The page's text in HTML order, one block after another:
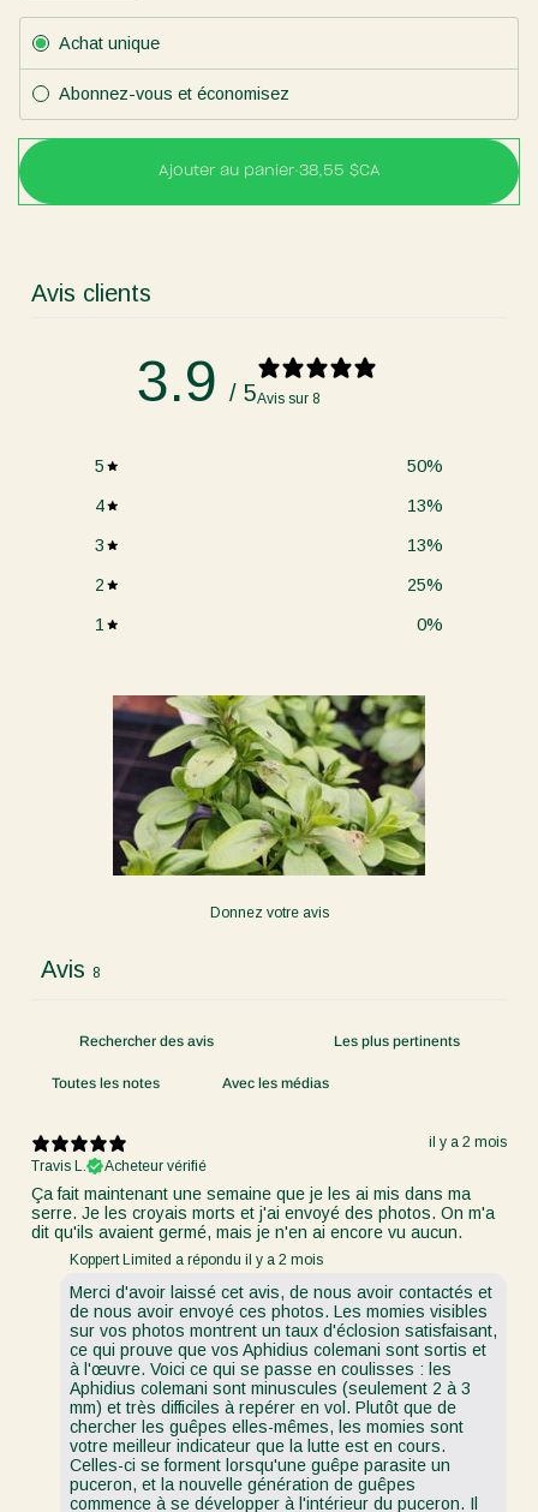
Achat unique
Abonnez-vous et économisez
Ajouter au panier•38,55 $CA
Avis clients
3.9 / 5Avis sur 8
5 50%
4 13%
3 13%
2 25%
1 0%
Donnez votre avis
Avis 8
Avec les médias
il y a 2 mois
Travis L.
Acheteur vérifié
Ça fait maintenant une semaine que je les ai mis dans ma
serre. Je les croyais morts et j'ai envoyé des photos. On m'a
dit qu'ils avaient germé, mais je n'en ai encore vu aucun.
Koppert Limited a répondu il y a 2 mois
Merci d'avoir laissé cet avis, de nous avoir contactés et
de nous avoir envoyé ces photos. Les momies visibles
sur vos photos montrent un taux d'éclosion satisfaisant,
ce qui prouve que vos Aphidius colemani sont sortis et
à l'œuvre. Voici ce qui se passe en coulisses : les
Aphidius colemani sont minuscules (seulement 2 à 3
mm) et très difficiles à repérer en vol. Plutôt que de
chercher les guêpes elles-mêmes, les momies sont
votre meilleur indicateur que la lutte est en cours.
Celles-ci se forment lorsqu'une guêpe parasite un
puceron, et la nouvelle génération de guêpes
commence à se développer à l'intérieur du puceron. Il